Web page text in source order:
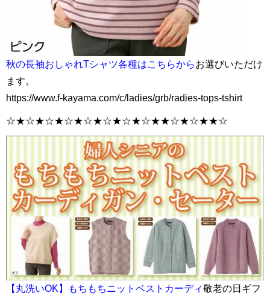
秋の長袖おしゃれTシャツ各種はこちらからお選びいただけ
ます。
https://www.f-kayama.com/c/ladies/grb/radies-tops-tshirt
☆★☆★☆★☆★☆★☆★☆★☆★★☆★☆★★☆
【丸洗いOK】もちもちニットベストカーディ敬老の日ギフ